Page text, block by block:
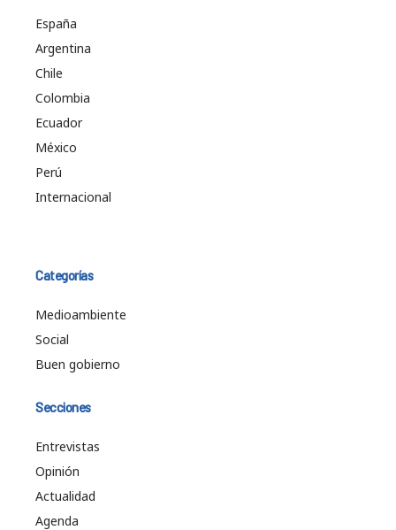
España
Argentina
Chile
Colombia
Ecuador
México
Perú
Internacional
Categorías
Medioambiente
Social
Buen gobierno
Secciones
Entrevistas
Opinión
Actualidad
Agenda